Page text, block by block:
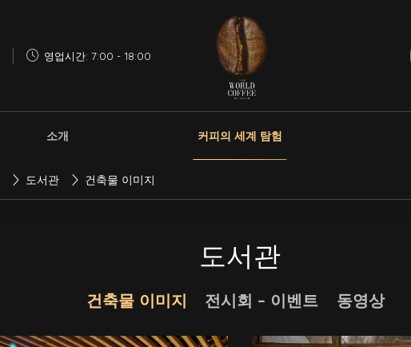
영업시간: 7:00 - 18:00
소개 커피의 세계 탐험
도서관 건축물 이미지
도서관
건축물 이미지 전시회 – 이벤트 동영상